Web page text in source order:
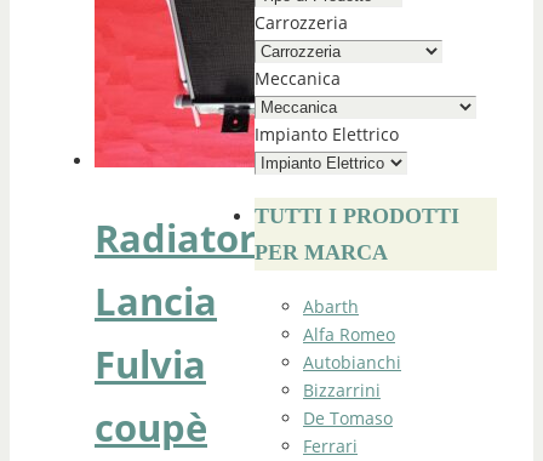
Radiatore
Lancia
Fulvia
coupè
Carrozzeria
Meccanica
Impianto Elettrico
TUTTI I PRODOTTI
PER MARCA
Abarth
Alfa Romeo
Autobianchi
Bizzarrini
De Tomaso
Ferrari